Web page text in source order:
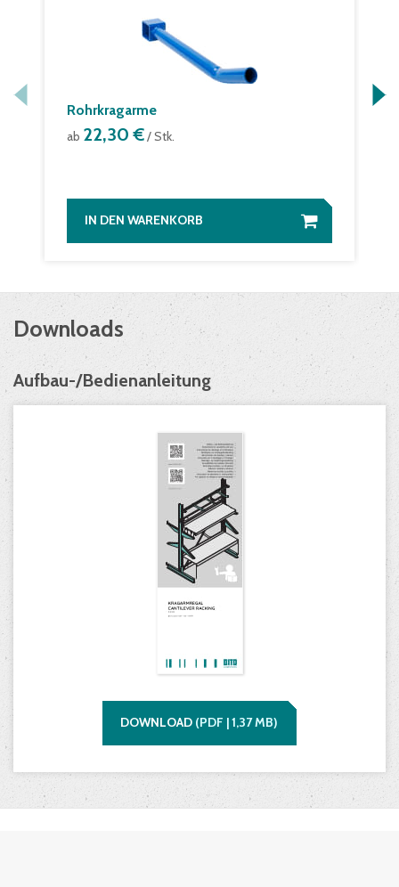
Rohrkragarme
ab 22,30 €/ Stk.
IN DEN WARENKORB
Downloads
Aufbau-/Bedienanleitung
DOWNLOAD (PDF |1,37MB)